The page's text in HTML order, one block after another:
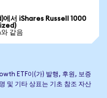
서 iShares Russell 1000
같음
ETF이(가) 발행, 후원, 보증
및 기타 상표는 기초 참조 자산